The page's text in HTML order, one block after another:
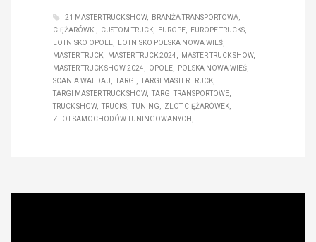
21 MASTER TRUCK SHOW
BRANŻA TRANSPORTOWA
CIĘŻARÓWKI
CUSTOM TRUCK EUROPE
EUROPE TRUCKS
LOTNISKO OPOLE
LOTNISKO POLSKA NOWA WIEŚ
MASTER TRUCK
MASTER TRUCK 2024
MASTER TRUCK SHOW
MASTER TRUCK SHOW 2024
OPOLE
POLSKA NOWA WIEŚ
SCANIA WALDAU
TARGI
TARGI MASTER TRUCK
TARGI MASTER TRUCK SHOW
TARGI TRANSPORTOWE
TRUCK SHOW
TRUCKS TUNING
ZLOT CIĘŻARÓWEK
ZLOT SAMOCHODÓW TUNINGOWANYCH